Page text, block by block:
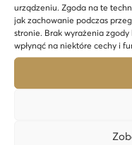
urządzeniu. Zgoda na te
jak zachowanie podczas
stronie. Brak wyrażenia
wpłynąć na niektóre cechy i